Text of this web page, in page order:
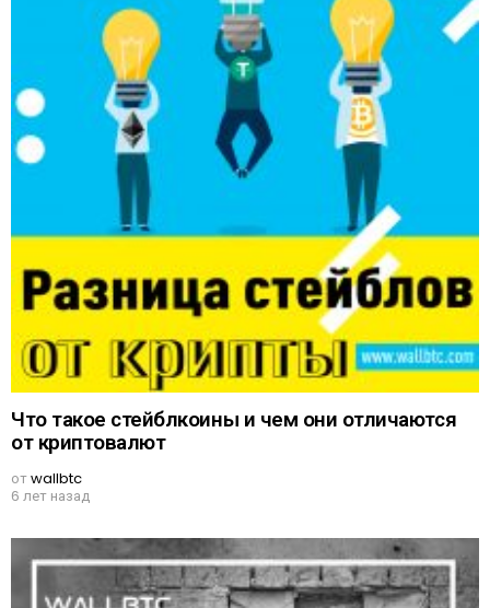
Что такое стейблкоины и чем они отличаются
от криптовалют
отwallbtc
6 лет назад